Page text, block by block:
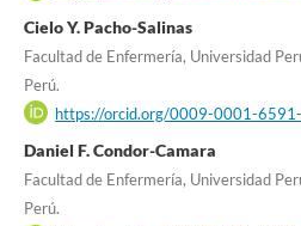
Cielo Y. Pacho-Salinas
Facultad de Enfermería, Universidad
Perú.
https://orcid.org/0009-0001-
Daniel F. Condor-Camara
Facultad de Enfermería, Universidad
Perú.